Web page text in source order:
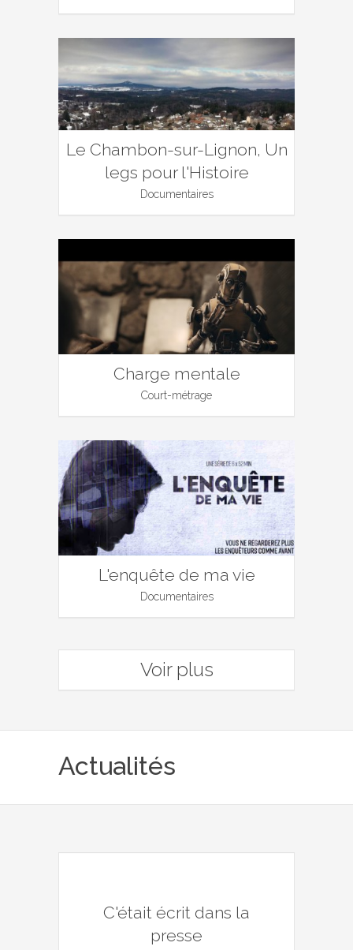
Le Chambon-sur-Lignon, Un
legs pour l'Histoire
Documentaires
Charge mentale
Court-métrage
L'enquête de ma vie
Documentaires
Voir plus
Actualités
C'était écrit dans la
presse